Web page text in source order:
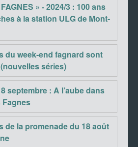
» - 2024/3 : 100 ans
à la station ULG de Mont-
du week-end fagnard sont
séries)
septembre : A l’aube dans
Fagnes
de la promenade du 18 août